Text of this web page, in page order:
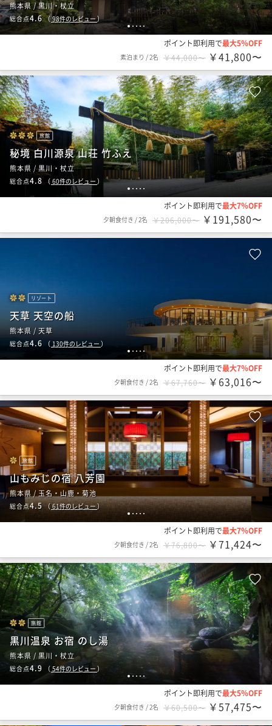
1 234 5
熊本県 / 黒川・杖立
総合点4.6（98件のレビュー）
ポイント即利用で最大5％OFF
素泊まり /2名 ￥44,000〜 ￥41,800〜
1 2 3 4 5
旅館
秘境 白川源泉 山荘 竹ふえ
熊本県 / 黒川・杖立
総合点4.8 （ 60件のレビュー ）
ポイント即利用で最大7％OFF
夕朝食付き /2名 ￥206,000〜 ￥191,580〜
1 2 3 4 5
リゾート
天草 天空の船
熊本県 / 天草
総合点4.6 （ 130件のレビュー ）
ポイント即利用で最大7％OFF
夕朝食付き /2名 ￥67,760〜 ￥63,016〜
1 2 3 4 5
旅館
山もみじの宿 八芳園
熊本県 / 玉名・山鹿・菊池
総合点4.5（61件のレビュー）
ポイント即利用で最大7％OFF
夕朝食付き /2名 ￥76,800〜 ￥71,424〜
12 3 45
旅館
黒川温泉 お宿 のし湯
熊本県 / 黒川・杖立
総合点4.9 （ 54件のレビュー ）
ポイント即利用で最大5％OFF
夕朝食付き /2名 ￥60,500〜 ￥57,475〜